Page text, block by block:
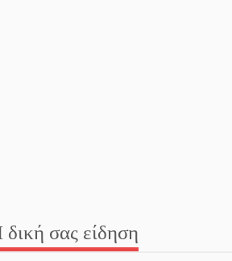
«Για ψυχολογικούς
σας είδηση